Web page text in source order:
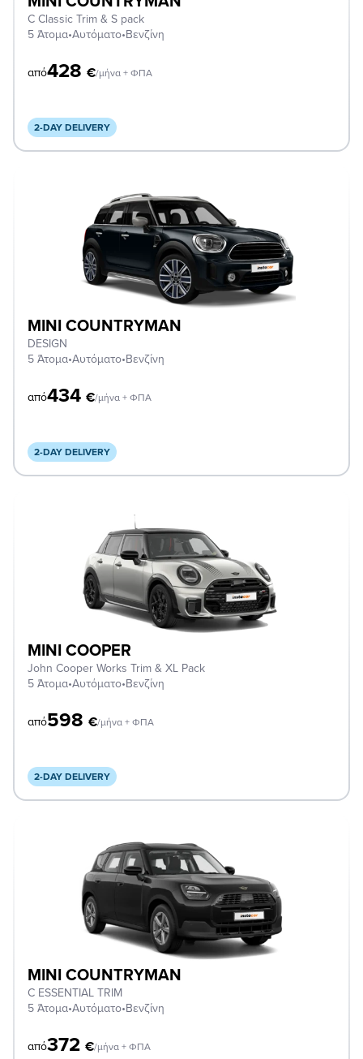
C Classic Trim & S pack
5 Άτομα•Αυτόματο•Βενζίνη
από428 €/μήνα + ΦΠΑ
2-DAY DELIVERY
MINI COUNTRYMAN
DESIGN
5 Άτομα•Αυτόματο•Βενζίνη
από434 €/μήνα + ΦΠΑ
2-DAY DELIVERY
MINI COOPER
John Cooper Works Trim & XL Pack
5 Άτομα•Αυτόματο•Βενζίνη
από598 €/μήνα + ΦΠΑ
2-DAY DELIVERY
MINI COUNTRYMAN
C ESSENTIAL TRIM
5 Άτομα•Αυτόματο•Βενζίνη
από372 €/μήνα + ΦΠΑ